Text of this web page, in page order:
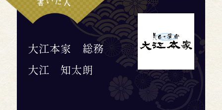
大江本家 総務
大江 知太朗